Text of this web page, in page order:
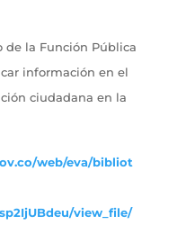
la Función Pública
información en el
ciudadana en la
web/eva/bibliot
view_file/